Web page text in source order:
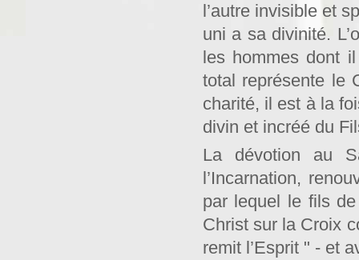
l’autre invisible et
uni a sa divinité.
les hommes dont
total représente le
charité, il est à la
divin et incréé du
La dévotion au
l’Incarnation,
par lequel le fils
Christ sur la Croix
remit l’Esprit " - et